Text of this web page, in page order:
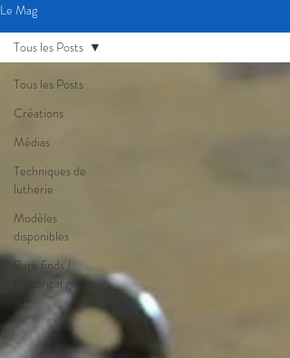
Le Mag
Tous les Posts
Créations
Médias
Techniques de
lutherie
Modèles
disponibles
Rare finds /
Historical gems
Tous les Posts